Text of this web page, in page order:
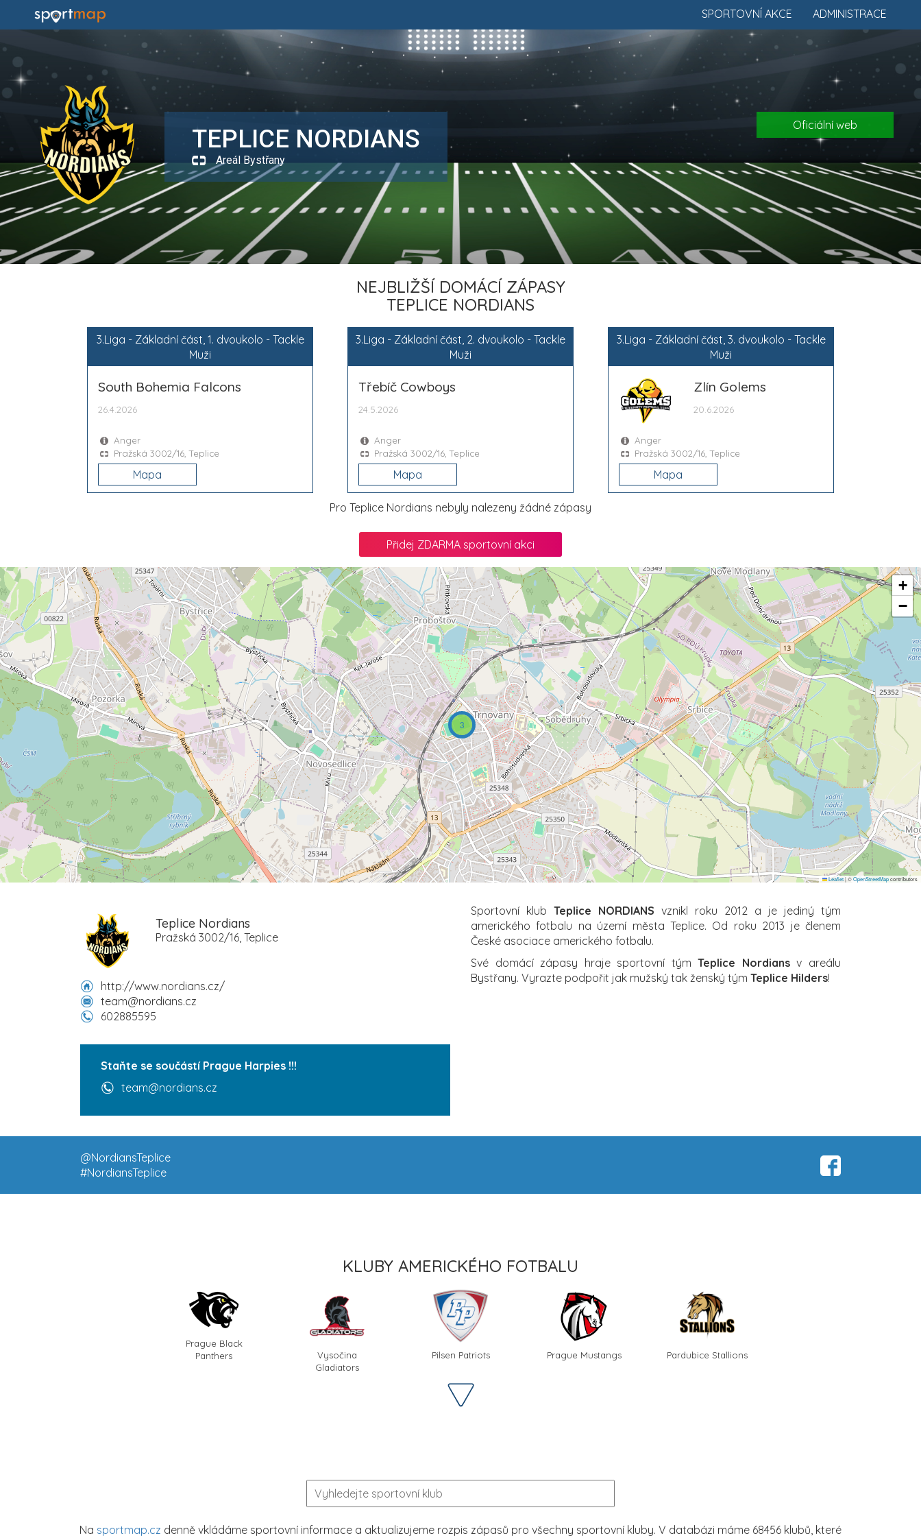
ADMINISTRACE
SPORTOVNÍ AKCE
TEPLICE NORDIANS
Areál Bystřany
Oficiální web
NEJBLIŽŠÍ DOMÁCÍ ZÁPASY
TEPLICE NORDIANS
3.Liga - Základní část, 1. dvoukolo - Tackle
Muži
South Bohemia Falcons
26.4.2026
Anger
Pražská 3002/16, Teplice
Mapa
3.Liga - Základní část, 2. dvoukolo - Tackle
Muži
Třebíč Cowboys
24.5.2026
Anger
Pražská 3002/16, Teplice
Mapa
3.Liga - Základní část, 3. dvoukolo - Tackle
Muži
Zlín Golems
20.6.2026
Anger
Pražská 3002/16, Teplice
Mapa
Pro Teplice Nordians nebyly nalezeny žádné zápasy
Přidej ZDARMA sportovní akci
3
+
−
Leaflet|©OpenStreetMapcontributors
Teplice Nordians
Pražská 3002/16, Teplice
http://www.nordians.cz/
team@nordians.cz
602885595
Staňte se součástí Prague Harpies !!!
team@nordians.cz
Sportovní klub Teplice NORDIANS vznikl roku 2012 a je jediný tým
amerického fotbalu na území města Teplice. Od roku 2013 je členem
České asociace amerického fotbalu.
Své domácí zápasy hraje sportovní týmTeplice Nordiansv areálu
Bystřany. Vyrazte podpořit jak mužský tak ženský tým Teplice Hilders!
@NordiansTeplice
#NordiansTeplice
KLUBY AMERICKÉHO FOTBALU
Prague Black
Panthers
Vysočina
Gladiators
Pilsen Patriots Prague Mustangs Pardubice Stallions
Na sportmap.cz denně vkládáme sportovní informace a aktualizujeme rozpis zápasů pro všechny sportovní kluby. V databázi máme 68456 klubů, které